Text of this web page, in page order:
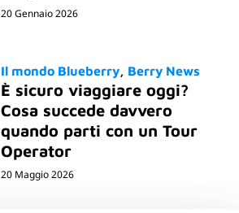
20 Gennaio 2026
Il mondo Blueberry Berry News
È sicuro viaggiare oggi?
Cosa succede davvero
quando parti con un Tour
Operator
20 Maggio 2026